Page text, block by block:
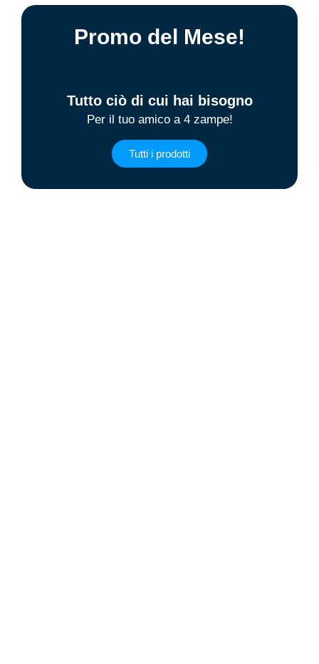
Promo del Mese!
Tutto ciò di cui hai bisogno
Per il tuo amico a 4 zampe!
Tutti i prodotti